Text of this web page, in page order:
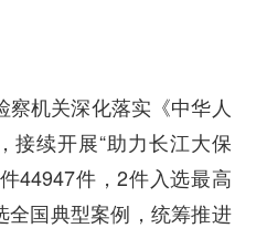
察机关深化落实《中华人
接续开展“助力长江大保
44947件，2件入选最高
国典型案例，统筹推进